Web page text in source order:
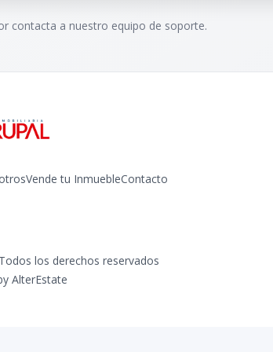
contacta a nuestro equipo de soporte.
Vende tu InmuebleContacto
Todos los derechos reservados
AlterEstate